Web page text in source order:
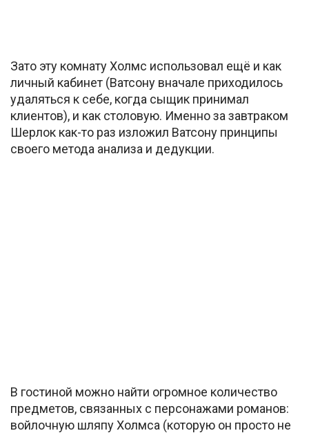
Зато эту комнату Холмс использовал ещё и как
личный кабинет (Ватсону вначале приходилось
удаляться к себе, когда сыщик принимал
клиентов), и как столовую. Именно за завтраком
Шерлок как-то раз изложил Ватсону принципы
своего метода анализа и дедукции.
В гостиной можно найти огромное количество
предметов, связанных с персонажами романов:
войлочную шляпу Холмса (которую он просто не